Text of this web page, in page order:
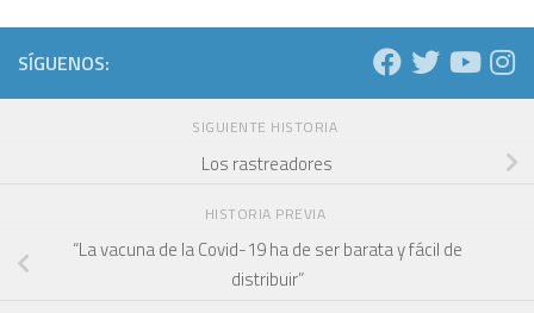
SÍGUENOS:
SIGUIENTE HISTORIA
Los rastreadores
HISTORIA PREVIA
“La vacuna de la Covid-19 ha de ser barata y fácil de
distribuir”